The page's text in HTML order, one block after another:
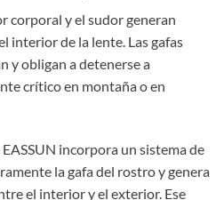
corporal y el sudor generan
interior de la lente. Las gafas
y obligan a detenerse a
crítico en montaña o en
EASSUN incorpora un sistema de
la gafa del rostro y genera
el interior y el exterior. Ese